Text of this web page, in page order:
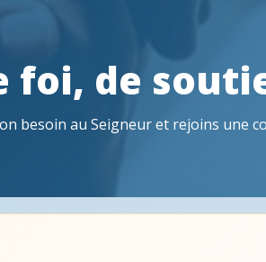
foi, de
besoin au Seigneur et rejoins une